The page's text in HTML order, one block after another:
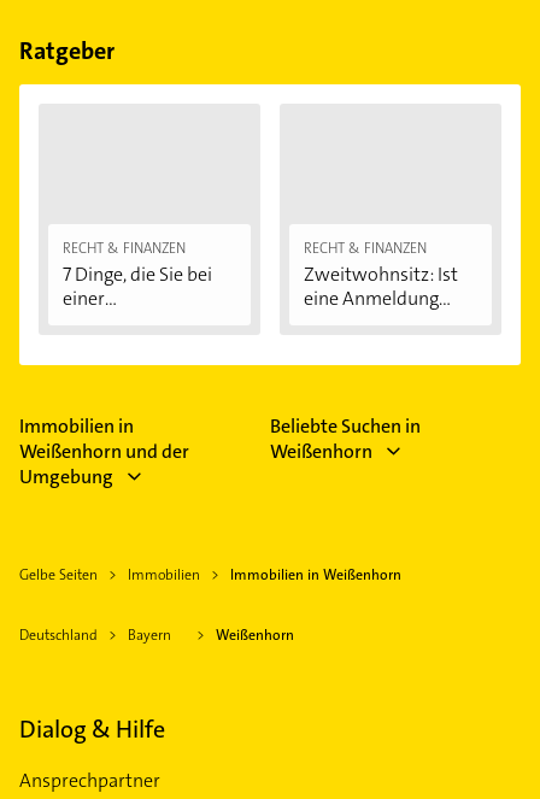
Feiertagen abweichen können.
Ratgeber
RECHT & FINANZEN
7 Dinge, die Sie bei
einer
RECHT & FINANZEN
Zweitwohnsitz: Ist
eine Anmeldung...
Immobilien in
Weißenhorn und der
Umgebung
Beliebte Suchen in
Weißenhorn
Gelbe Seiten Immobilien Immobilien in Weißenhorn
Deutschland Bayern Weißenhorn
Dialog & Hilfe
Ansprechpartner